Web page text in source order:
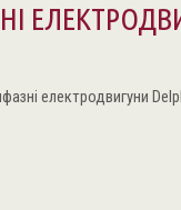
електродвигуни